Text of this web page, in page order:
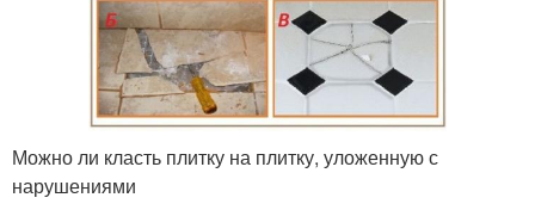
Можно ли класть плитку на плитку, уложенную с
нарушениями